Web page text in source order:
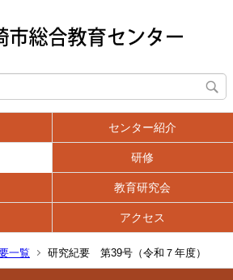
センター紹介
研修
教育研究会
アクセス
一覧 研究紀要 第39号（令和７年度）